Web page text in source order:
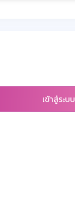
เข้าสู่ระบบ